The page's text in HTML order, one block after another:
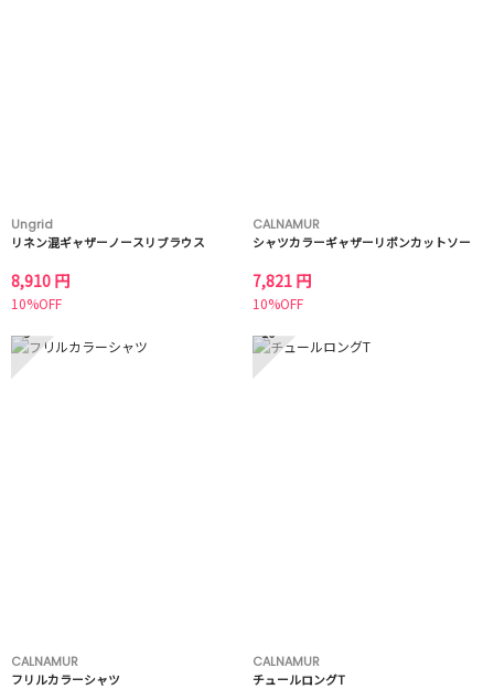
Ungrid
リネン混ギャザーノースリブラウス
8,910 円
10%OFF
CALNAMUR
シャツカラーギャザーリボンカットソー
7,821 円
10%OFF
9
CALNAMUR
フリルカラーシャツ
10
CALNAMUR
チュールロングT